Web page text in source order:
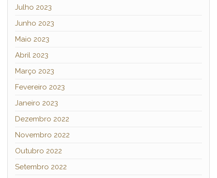
Julho 2023
Junho 2023
Maio 2023
Abril 2023
Março 2023
Fevereiro 2023
Janeiro 2023
Dezembro 2022
Novembro 2022
Outubro 2022
Setembro 2022